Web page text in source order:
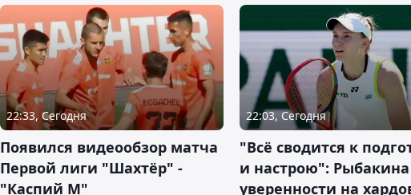
22:33, Сегодня
Появился видеообзор матча
Первой лиги "Шахтёр" -
"Каспий М"
22:03, Сегодня
"Всё сводится к
и настрою": Рыбакина
уверенности на